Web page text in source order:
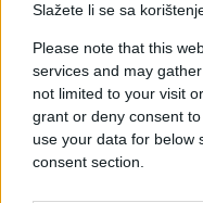
Slažete li se sa
Please note that this
services and may
not limited to your visit
grant or deny consent
use your data for below
consent section.